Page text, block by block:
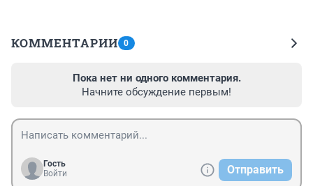
КОММЕНТАРИИ 0
Пока нет ни одного комментария.
Начните обсуждение первым!
Гость
Войти
Отправить